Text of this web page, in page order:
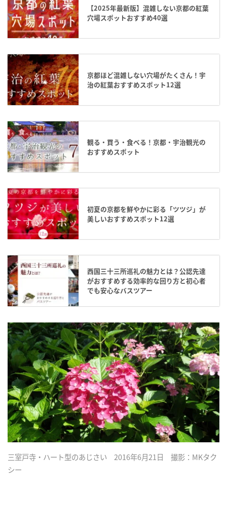
【2025年最新版】混雑しない京都の紅葉
穴場スポットおすすめ40選
京都ほど混雑しない穴場がたくさん！宇
治の紅葉おすすめスポット12選
観る・買う・食べる！京都・宇治観光の
おすすめスポット
初夏の京都を鮮やかに彩る「ツツジ」が
美しいおすすめスポット12選
西国三十三所巡礼の魅力とは？公認先達
がおすすめする効率的な回り方と初心者
でも安心なバスツアー
三室戸寺・ハート型のあじさい 2016年6月21日 撮影：MKタク
シー